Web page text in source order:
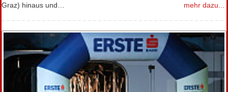
Graz) hinaus und…
mehr dazu...